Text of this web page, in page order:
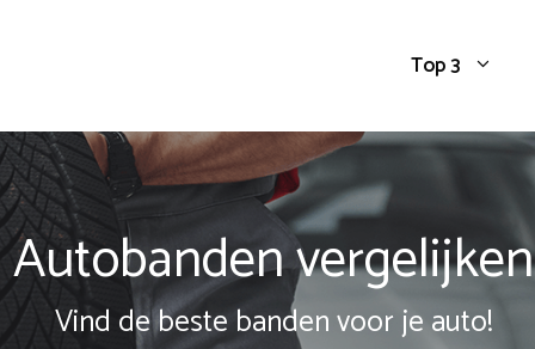
Top 3
Autobanden vergelijken
Vind de beste banden voor je auto!